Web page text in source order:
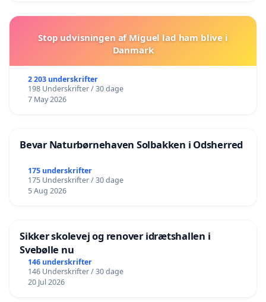
Stop udvisningen af Miguel lad ham blive i
Danmark
2 203 underskrifter
198 Underskrifter / 30 dage
7 May 2026
Bevar Naturbørnehaven Solbakken i Odsherred
175 underskrifter
175 Underskrifter / 30 dage
5 Aug 2026
Sikker skolevej og renover idrætshallen i
Svebølle nu
146 underskrifter
146 Underskrifter / 30 dage
20 Jul 2026